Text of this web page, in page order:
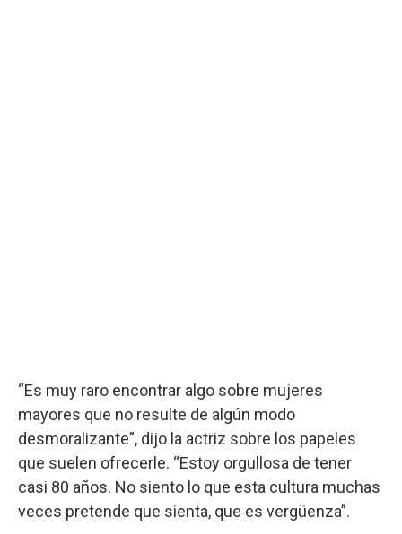
“Es muy raro encontrar algo sobre mujeres
mayores que no resulte de algún modo
desmoralizante”, dijo la actriz sobre los papeles
que suelen ofrecerle. “Estoy orgullosa de tener
casi 80 años. No siento lo que esta cultura muchas
veces pretende que sienta, que es vergüenza”.